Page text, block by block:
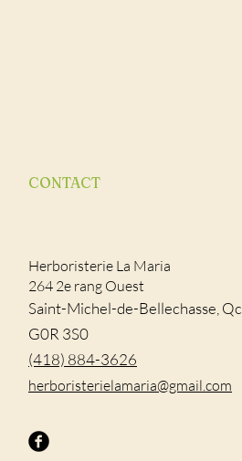
CONTACT
Herboristerie La Maria
264 2e rang Ouest
Saint-Michel-de-Bellechasse, Qc
G0R 3S0
(418) 884-3626
​herboristerielamaria@gmail.com